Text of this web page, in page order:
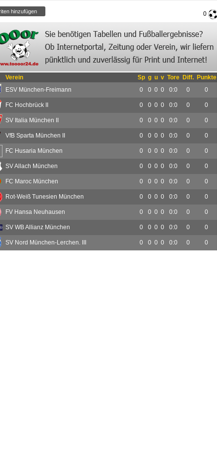
0
Verein Sp g u v Tore Diff.
Punkte
ESV München-Freimann 0 0 0 0 0:0 0 0
FC Hochbrück II 0 0 0 0 0:0 0 0
SV Italia München II 0 0 0 0 0:0 0 0
VfB Sparta München II 0 0 0 0 0:0 0 0
FC Husaria München 0 0 0 0 0:0 0 0
SV Allach München 0 0 0 0 0:0 0 0
FC Maroc München 0 0 0 0 0:0 0 0
Rot-Weiß Tunesien München 0 0 0 0 0:0 0 0
FV Hansa Neuhausen 0 0 0 0 0:0 0 0
SV WB Allianz München 0 0 0 0 0:0 0 0
SV Nord München-Lerchen. III 0 0 0 0 0:0 0 0